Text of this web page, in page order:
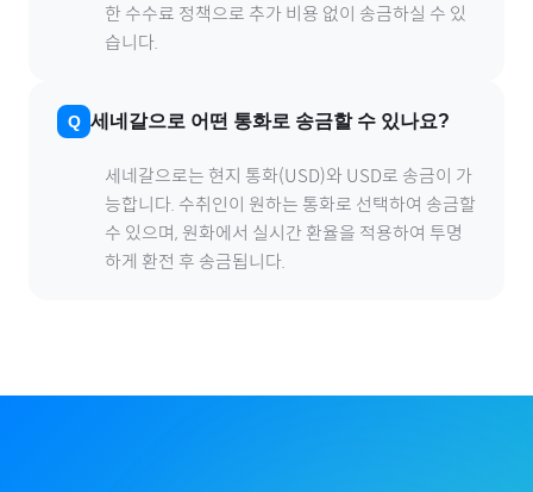
한 수수료 정책으로 추가 비용 없이 송금하실 수 있
습니다.
세네갈으로 어떤 통화로 송금할 수 있나요?
세네갈으로는 현지 통화(USD)와 USD로 송금이 가
능합니다. 수취인이 원하는 통화로 선택하여 송금할
수 있으며, 원화에서 실시간 환율을 적용하여 투명
하게 환전 후 송금됩니다.